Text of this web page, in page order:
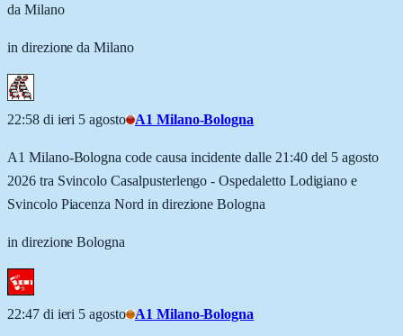
da Milano
in direzione da Milano
22:58 di ieri 5 agosto A1 Milano-Bologna
A1 Milano-Bologna code causa incidente dalle 21:40 del 5 agosto
2026 tra Svincolo Casalpusterlengo - Ospedaletto Lodigiano e
Svincolo Piacenza Nord in direzione Bologna
in direzione Bologna
22:47 di ieri 5 agosto A1 Milano-Bologna